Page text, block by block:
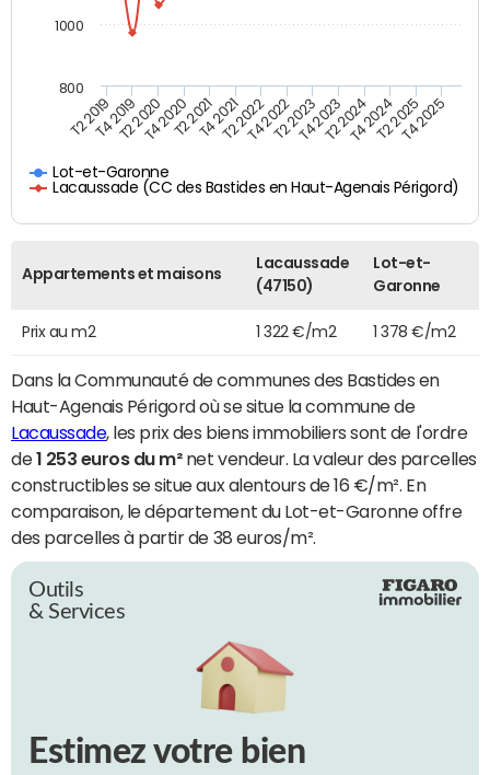
Lot-et-Garonne
Lacaussade (CC des Bastides en Haut-Agenais Périgord)
T2 2019T4 2019T2 2020T4 2020T2 2021T4 2021T2 2022T4 2022T2 2023T4 2023T2 2024T4 2024T2 2025T4 2025
800
1000
Appartements et maisons
Lacaussade
(47150)
Lot-et-
Garonne
Prix au m2 1 322 €/m2 1 378 €/m2
Dans la Communauté de communes des Bastides en
Haut-Agenais Périgord où se situe la commune de
Lacaussade, les prix des biens immobiliers sont de l'ordre
de1 253 euros du m²net vendeur. La valeur des parcelles
constructibles se situe aux alentours de 16 €/m². En
comparaison, le département du Lot-et-Garonne offre
des parcelles à partir de 38 euros/m².
Outils
& Services
Estimez votre bien